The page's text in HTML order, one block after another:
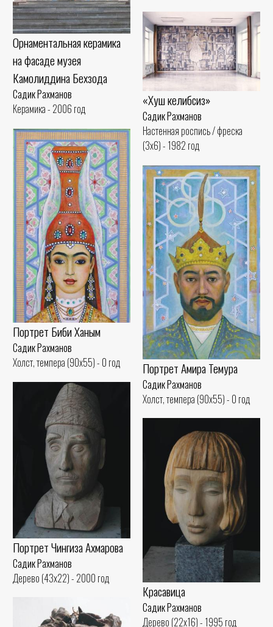
Орнаментальная керамика
на фасаде музея
Камолиддина Бехзода
Садик Рахманов
Керамика - 2006 год
«Хуш келибсиз»
Садик Рахманов
Настенная роспись / фреска
(3x6) - 1982 год
Портрет Биби Ханым
Садик Рахманов
Холст, темпера (90x55) - 0 год
Портрет Амира Темура
Садик Рахманов
Холст, темпера (90x55) - 0 год
Портрет Чингиза Ахмарова
Садик Рахманов
Дерево (43x22) - 2000 год
Красавица
Садик Рахманов
Дерево (22x16) - 1995 год